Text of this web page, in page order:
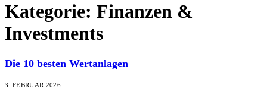
Kategorie: Finanzen &
Investments
Die 10 besten Wertanlagen
3. FEBRUAR 2026